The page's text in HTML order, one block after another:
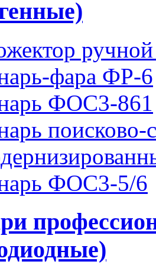
фара ФР-6
ФОС3-861
ФОС3-5/6